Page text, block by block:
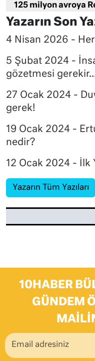
125 milyon avroya
Yazarın Son
4 Nisan 2026 -
5 Şubat 2024 -
gözetmesi
27 Ocak 2024 -
gerek!
19 Ocak 2024 -
nedir?
12 Ocak 2024 - İlk
Yazarın Tüm Yazıları
10HABER
GÜNDEM